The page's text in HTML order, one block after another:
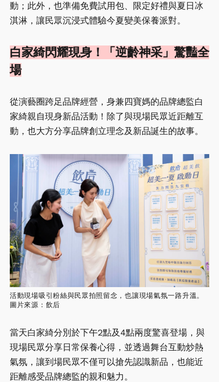
動；此外，也準備免費試用包、限定好禮與夏日冰
淇淋，讓民眾沉浸式體驗今夏變美保養派對。
白家綺閃耀現身！「逆齡神采」驚豔全
場
從演藝圈跨足品牌經營，身兼四寶媽的品牌總監白
家綺親自現身新品活動！除了與現場民眾近距離互
動，也大方分享品牌創立理念及新品誕生的故事。
活動現場吸引粉絲與民眾拍照留念，也讓現場氣氛一路升溫。
圖片來源：飲后
當天白家綺分別於下午2點及4點兩度驚喜登場，與
現場民眾分享日常保養心得，並透過舞台互動炒熱
氣氛，讓到場民眾不僅可以搶先認識新品，也能近
距離感受品牌總監的親和魅力。